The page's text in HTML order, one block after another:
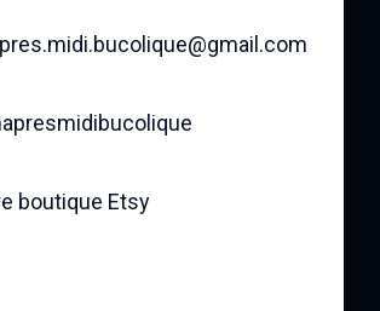
boutique Etsy